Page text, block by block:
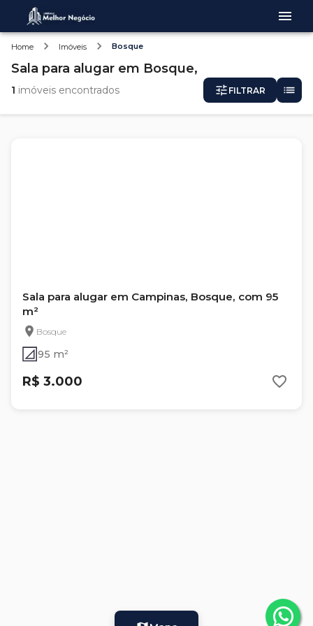
Home Imóveis Bosque
Sala para alugar em Bosque,
1 imóveis encontrados FILTRAR
Sala para alugar em Campinas, Bosque, com 95
m²
Bosque
95 m²
R$ 3.000